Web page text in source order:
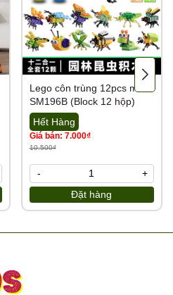
Lego côn trùng 12pcs mã
SM196B (Block 12 hộp)
Hết Hàng
Giá bán: 7.000₫
10.500₫
Đặt hàng
- +